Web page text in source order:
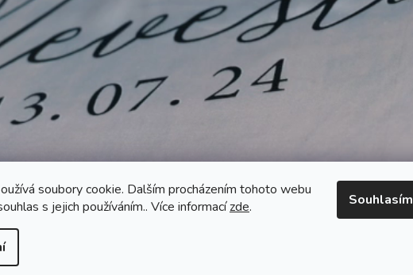
soubory cookie. Dalším procházením tohoto webu
s jejich používáním.. Více informacízde. Souhlasím